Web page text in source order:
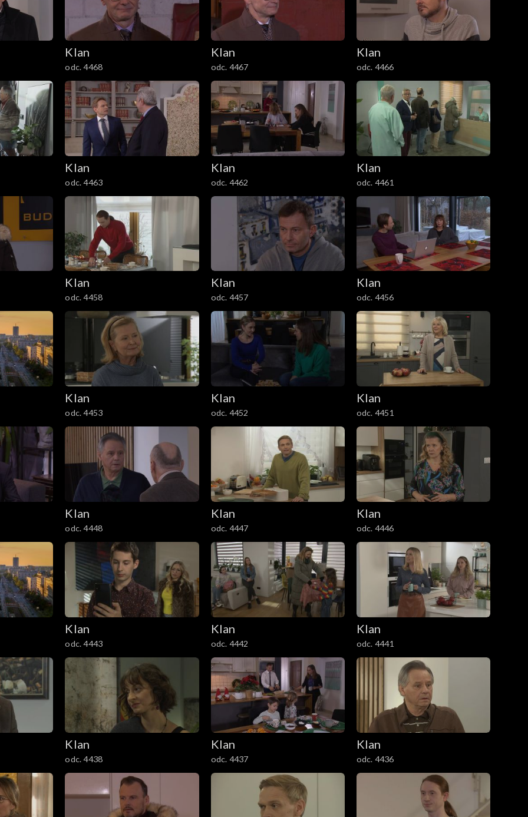
Klan
odc. 4468
Klan
odc. 4467
Klan
odc. 4466
Klan
odc. 4463
Klan
odc. 4462
Klan
odc. 4461
Klan
odc. 4458
Klan
odc. 4457
Klan
odc. 4456
Klan
odc. 4453
Klan
odc. 4452
Klan
odc. 4451
Klan
odc. 4448
Klan
odc. 4447
Klan
odc. 4446
Klan
odc. 4443
Klan
odc. 4442
Klan
odc. 4441
Klan
odc. 4438
Klan
odc. 4437
Klan
odc. 4436